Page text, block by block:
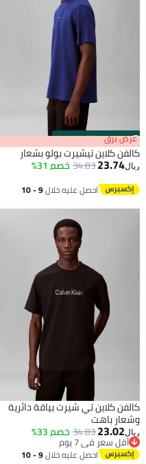
00m:00s
·باقي 100% عرض برق
كالفن كلاين تيشيرت بولو بشعار
ريال23.74
34.83خصم 31%
احصل عليه خلال 9 - 10
اغسطس
كالفن كلاين تي شيرت بياقة دائرية
وشعار باهت
ريال23.02
34.83خصم 33%
أقل سعر في 7 يوم
أقل سعر في 7 يوماحصل عليه خلال 9 - 10